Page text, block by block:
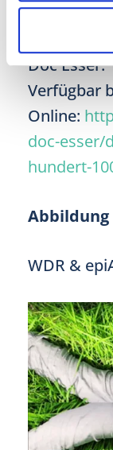
Quelle
Doc Esser.
Verfügbar
Online:
doc-esser/
hundert-
Abbildung
WDR &